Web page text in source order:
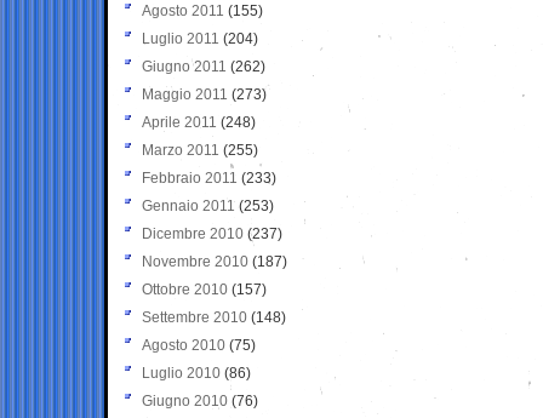
Agosto 2011 (155)
Luglio 2011 (204)
Giugno 2011 (262)
Maggio 2011 (273)
Aprile 2011 (248)
Marzo 2011 (255)
Febbraio 2011 (233)
Gennaio 2011 (253)
Dicembre 2010 (237)
Novembre 2010 (187)
Ottobre 2010 (157)
Settembre 2010 (148)
Agosto 2010 (75)
Luglio 2010 (86)
Giugno 2010 (76)